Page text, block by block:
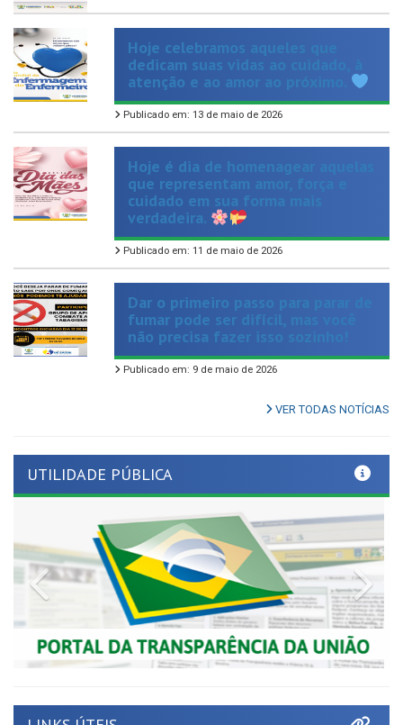
Hoje celebramos aqueles que
dedicam suas vidas ao cuidado, à
atenção e ao amor ao próximo.
Publicado em: 13 de maio de 2026
Hoje é dia de homenagear aquelas
que representam amor, força e
cuidado em sua forma mais
verdadeira.
Publicado em: 11 de maio de 2026
Dar o primeiro passo para parar de
fumar pode ser difícil, mas você
não precisa fazer isso sozinho!
Publicado em: 9 de maio de 2026
VER TODAS NOTÍCIAS
Previous